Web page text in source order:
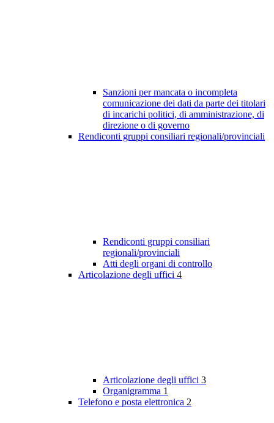
Sanzioni per mancata o incompleta
comunicazione dei dati da parte dei titolari
di incarichi politici, di amministrazione, di
direzione o di governo
Rendiconti gruppi consiliari regionali/provinciali
Rendiconti gruppi consiliari
regionali/provinciali
Atti degli organi di controllo
Articolazione degli uffici 4
Articolazione degli uffici 3
Organigramma 1
Telefono e posta elettronica 2